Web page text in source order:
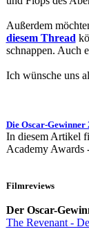
Außerdem
diesem Thread
schnappen. Auch
Ich wünsche uns
Die Oscar-Gewinner
In diesem Artikel
Academy Awards
Filmreviews
Der Oscar-
The Revenant -